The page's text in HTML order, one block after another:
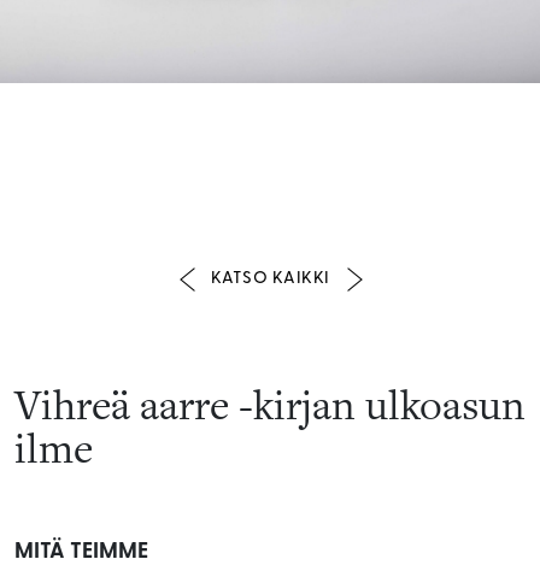
KATSO KAIKKI
Vihreä aarre -kirjan ulkoasun
ilme
MITÄ TEIMME